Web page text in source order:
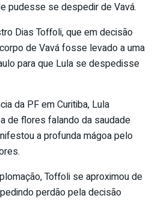
pudesse se despedir de Vavá.
Dias Toffoli, que em decisão
de Vavá fosse levado a uma
para que Lula se despedisse
da PF em Curitiba, Lula
de flores falando da saudade
a profunda mágoa pelo
Toffoli se aproximou de
perdão pela decisão